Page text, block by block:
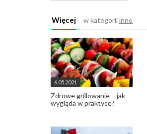
Więcej w kategoriiinne
6.05.2021
Zdrowe grillowanie – jak
wygląda w praktyce?